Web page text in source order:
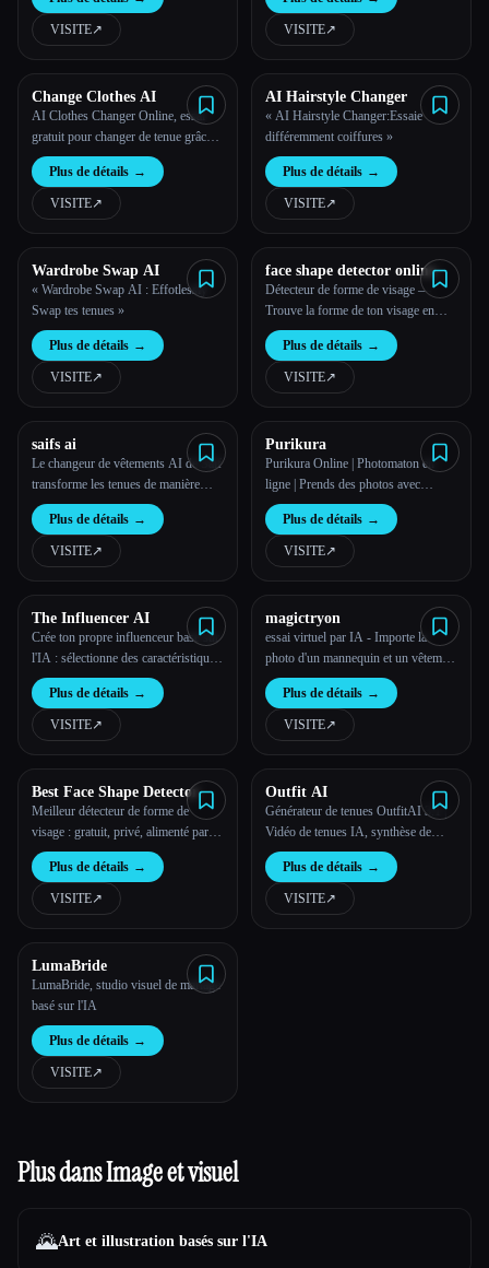
VISITE↗︎ VISITE↗︎
Change Clothes AI
AI Clothes Changer Online, essai
gratuit pour changer de tenue grâce à
l'IA
Plus de détails →
VISITE↗︎
AI Hairstyle Changer
« AI Hairstyle Changer:Essaie
différemment coiffures »
Plus de détails →
VISITE↗︎
Wardrobe Swap AI
« Wardrobe Swap AI : Effotlessly
Swap tes tenues »
Plus de détails →
VISITE↗︎
face shape detector online
Détecteur de forme de visage —
Trouve la forme de ton visage en
quelques secondes !
Plus de détails →
VISITE↗︎
saifs ai
Le changeur de vêtements AI de Saif
transforme les tenues de manière
numérique, en proposant des
changements de mode réalistes et de
haute qualité pour un style créatif.
Plus de détails →
VISITE↗︎
Purikura
Purikura Online | Photomaton en
ligne | Prends des photos avec
n'importe quoi
Plus de détails →
VISITE↗︎
The Influencer AI
Crée ton propre influenceur basé sur
l'IA : sélectionne des caractéristiques,
télécharge tes propres photos ou
sélectionne une personne prédéfinie,
puis génère du contenu pour ton
influenceur personnel, y compris des
v
Plus de détails →
VISITE↗︎
magictryon
essai virtuel par IA - Importe la
photo d'un mannequin et un vêtement
pour découvrir la magie !
Plus de détails →
VISITE↗︎
Best Face Shape Detector
Meilleur détecteur de forme de
visage : gratuit, privé, alimenté par
l'IA
Plus de détails →
VISITE↗︎
Outfit AI
Générateur de tenues OutfitAI 3.1 |
Vidéo de tenues IA, synthèse de
tenues et essai virtuel
Plus de détails →
VISITE↗︎
LumaBride
LumaBride, studio visuel de mariage
basé sur l'IA
Plus de détails →
VISITE↗︎
Plus dans Image et visuel
🌄Art et illustration basés sur l'IA